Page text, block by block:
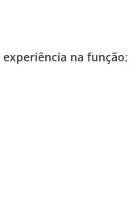
experiência na função;